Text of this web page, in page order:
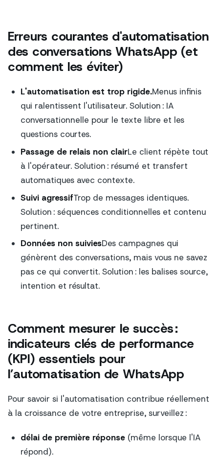
Erreurs courantes d'automatisation
des conversations WhatsApp (et
comment les éviter)
L'automatisation est trop rigide.Menus infinis
qui ralentissent l'utilisateur. Solution : IA
conversationnelle pour le texte libre et les
questions courtes.
Passage de relais non clairLe client répète tout
à l'opérateur. Solution : résumé et transfert
automatiques avec contexte.
Suivi agressifTrop de messages identiques.
Solution : séquences conditionnelles et contenu
pertinent.
Données non suiviesDes campagnes qui
génèrent des conversations, mais vous ne savez
pas ce qui convertit. Solution : les balises source,
intention et résultat.
Comment mesurer le succès :
indicateurs clés de performance
(KPI) essentiels pour
l’automatisation de WhatsApp
Pour savoir si l'automatisation contribue réellement
à la croissance de votre entreprise, surveillez :
délai de première réponse(même lorsque l'IA
répond).